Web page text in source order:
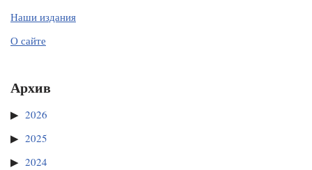
Наши издания
О сайте
Архив
2026
2025
2024